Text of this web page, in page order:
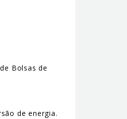
Bolsas de
de energia.